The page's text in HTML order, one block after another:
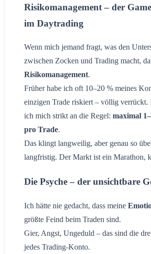
Risikomanagement – der
im Daytrading
Wenn mich jemand fragt, was den
zwischen Zocken und Trading macht,
Risikomanagement.
Früher habe ich oft 10–20 % meines
einzigen Trade riskiert – völlig verrückt.
ich mich strikt an die Regel: maximal
pro Trade.
Das klingt langweilig, aber genau so
langfristig. Der Markt ist ein Marathon,
Die Psyche – der unsichtbare
Ich hätte nie gedacht, dass meine
größte Feind beim Traden sind.
Gier, Angst, Ungeduld – das sind die
jedes Trading-Konto.